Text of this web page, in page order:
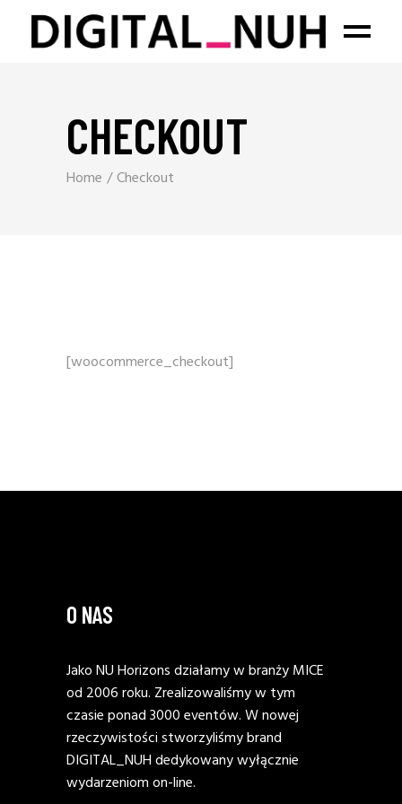
CHECKOUT
Home Checkout
[woocommerce_checkout]
O NAS
Jako NU Horizons działamy w branży MICE
od 2006 roku. Zrealizowaliśmy w tym
czasie ponad 3000 eventów. W nowej
rzeczywistości stworzyliśmy brand
DIGITAL_NUH dedykowany wyłącznie
wydarzeniom on-line.